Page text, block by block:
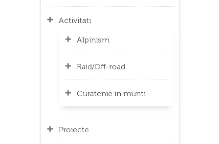
Activitati
Alpinism
Raid/Off-road
Curatenie in munti
Proiecte